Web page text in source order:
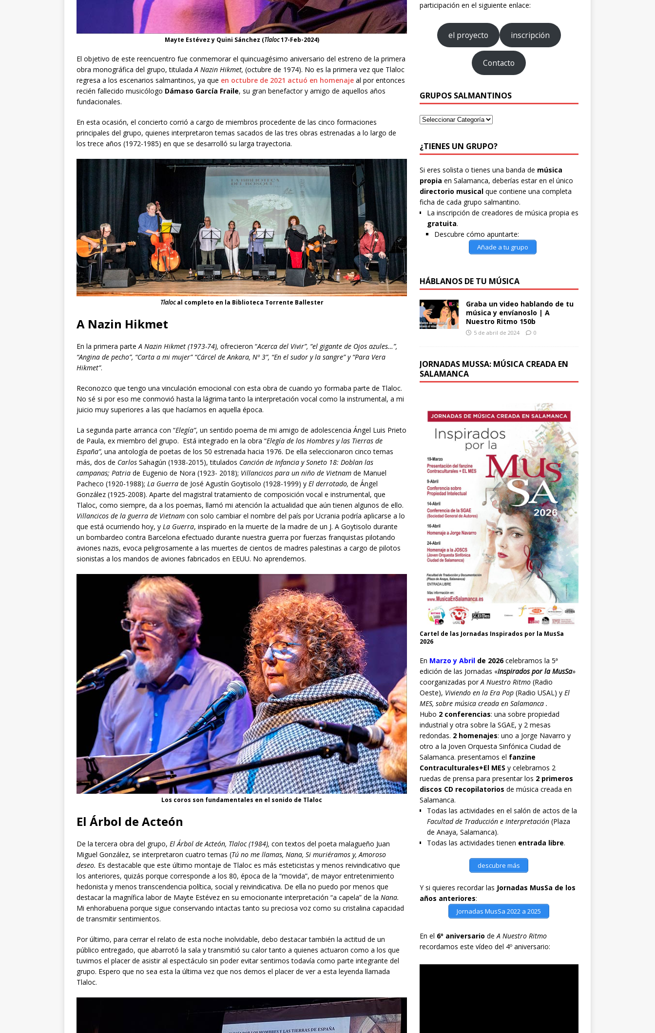
Mayte Estévez y Quini Sánchez (Tlaloc17-Feb-2024)
El objetivo de este reencuentro fue conmemorar el quincuagésimo aniversario del estreno de la primera
obra monográfica del grupo, tituladaA Nazin Hikmet, (octubre de 1974). No es la primera vez que Tlaloc
regresa a los escenarios salmantinos, ya que en octubre de 2021 actuó en homenaje al por entonces
recién fallecido musicólogo Dámaso García Fraile, su gran benefactor y amigo de aquellos años
fundacionales.
En esta ocasión, el concierto corrió a cargo de miembros procedente de las cinco formaciones
principales del grupo, quienes interpretaron temas sacados de las tres obras estrenadas a lo largo de
los trece años (1972-1985) en que se desarrolló su larga trayectoria.
Tlalocal completo en la Biblioteca Torrente Ballester
A Nazin Hikmet
En la primera parteA Nazin Hikmet (1973-74), ofrecieron “Acerca del Vivir”, “el gigante de Ojos azules…”,
“Angina de pecho”, “Carta a mi mujer” “Cárcel de Ankara, Nº 3”, “En el sudor y la sangre” y “Para Vera
Hikmet”.
Reconozco que tengo una vinculación emocional con esta obra de cuando yo formaba parte de Tlaloc.
No sé si por eso me conmovió hasta la lágrima tanto la interpretación vocal como la instrumental, a mi
juicio muy superiores a las que hacíamos en aquella época.
La segunda parte arranca con “Elegía”, un sentido poema de mi amigo de adolescencia Ángel Luis Prieto
de Paula, ex miembro del grupo. Está integrado en la obra “Elegía de los Hombres y las Tierras de
España”, una antología de poetas de los 50 estrenada hacia 1976. De ella seleccionaron cinco temas
más, dos de Carlos Sahagún (1938-2015), titulados Canción de Infancia y Soneto 18: Doblan las
campanas; Patria de Eugenio de Nora (1923- 2018); Villancicos para un niño de Vietnam de Manuel
Pacheco (1920-1988); La Guerra de José Agustín Goytisolo (1928-1999) y El derrotado, de Ángel
González (1925-2008). Aparte del magistral tratamiento de composición vocal e instrumental, que
Tlaloc, como siempre, da a los poemas, llamó mi atención la actualidad que aún tienen algunos de ello.
Villancicos de la guerra de Vietnam con solo cambiar el nombre del país por Ucrania podría aplicarse a lo
que está ocurriendo hoy, y La Guerra, inspirado en la muerte de la madre de un J. A Goytisolo durante
un bombardeo contra Barcelona efectuado durante nuestra guerra por fuerzas franquistas pilotando
aviones nazis, evoca peligrosamente a las muertes de cientos de madres palestinas a cargo de pilotos
sionistas a los mandos de aviones fabricados en EEUU. No aprendemos.
Los coros son fundamentales en el sonido de Tlaloc
El Árbol de Acteón
De la tercera obra del grupo, El Árbol de Acteón, Tlaloc (1984), con textos del poeta malagueño Juan
Miguel González, se interpretaron cuatro temas (Tú no me llamas, Nana, Si muriéramos y, Amoroso
deseo. Es destacable que este último montaje de Tlaloc es más esteticistas y menos reivindicativo que
los anteriores, quizás porque corresponde a los 80, época de la “movida”, de mayor entretenimiento
hedonista y menos transcendencia política, social y reivindicativa. De ella no puedo por menos que
destacar la magnífica labor de Mayte Estévez en su emocionante interpretación “a capela” de la Nana.
Mi enhorabuena porque sigue conservando intactas tanto su preciosa voz como su cristalina capacidad
de transmitir sentimientos.
Por último, para cerrar el relato de esta noche inolvidable, debo destacar también la actitud de un
público entregado, que abarrotó la sala y transmitió su calor tanto a quienes actuaron como a los que
tuvimos el placer de asistir al espectáculo sin poder evitar sentirnos todavía como parte integrante del
grupo. Espero que no sea esta la última vez que nos demos el placer de ver a esta leyenda llamada
Tlaloc.
participación en el siguiente enlace:
el proyecto inscripción
Contacto
GRUPOS SALMANTINOS
¿TIENES UN GRUPO?
Si eres solista o tienes una banda de música
propia en Salamanca, deberías estar en el único
directorio musicalque contiene una completa
ficha de cada grupo salmantino.
La inscripción de creadores de música propia es
gratuita.
Descubre cómo apuntarte:
Añade a tu grupo
HÁBLANOS DE TU MÚSICA
Graba un video hablando de tu
música y envíanoslo | A
Nuestro Ritmo 150b
5 de abril de 2024 0
JORNADAS MUSSA: MÚSICA CREADA EN
SALAMANCA
Cartel de las Jornadas Inspirados por la MusSa
2026
En Marzo y Abril de 2026celebramos la 5ª
edición de las Jornadas «Inspirados por la MusSa»
coorganizadas porA Nuestro Ritmo(Radio
Oeste), Viviendo en la Era Pop(Radio USAL) y El
MES, sobre música creada en Salamanca .
Hubo 2 conferencias: una sobre propiedad
industrial y otra sobre la SGAE, y 2 mesas
redondas. 2 homenajes: uno a Jorge Navarro y
otro a la Joven Orquesta Sinfónica Ciudad de
Salamanca. presentamos el fanzine
Contraculturales+El MES y celebramos 2
ruedas de prensa para presentar los 2 primeros
discos CD recopilatorios de música creada en
Salamanca.
Todas las actividades en el salón de actos de la
Facultad de Traducción e Interpretación(Plaza
de Anaya, Salamanca).
Todas las actividades tienen entrada libre.
descubre más
Y si quieres recordar las Jornadas MusSa de los
años anteriores:
Jornadas MusSa 2022 a 2025
En el 6º aniversario deA Nuestro Ritmo
recordamos este vídeo del 4º aniversario: